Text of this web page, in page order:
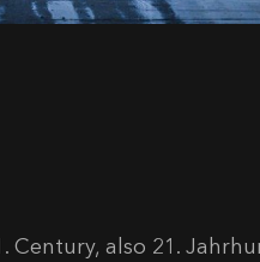
Century, also 21.